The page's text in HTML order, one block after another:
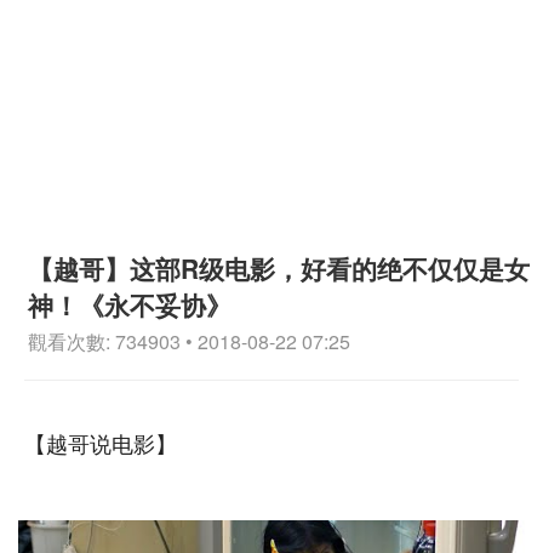
【越哥】这部R级电影，好看的绝不仅仅是女
神！《永不妥协》
觀看次數: 734903 • 2018-08-22 07:25
【越哥说电影】